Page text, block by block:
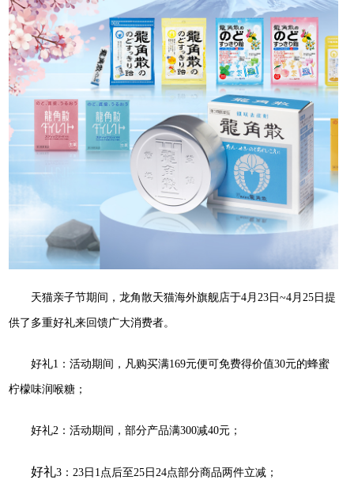
天猫亲子节期间，龙角散天猫海外旗舰店于4月23日~4月25日提
供了多重好礼来回馈广大消费者。
好礼1：活动期间，凡购买满169元便可免费得价值30元的蜂蜜
柠檬味润喉糖；
好礼2：活动期间，部分产品满300减40元；
好礼3：23日1点后至25日24点部分商品两件立减；